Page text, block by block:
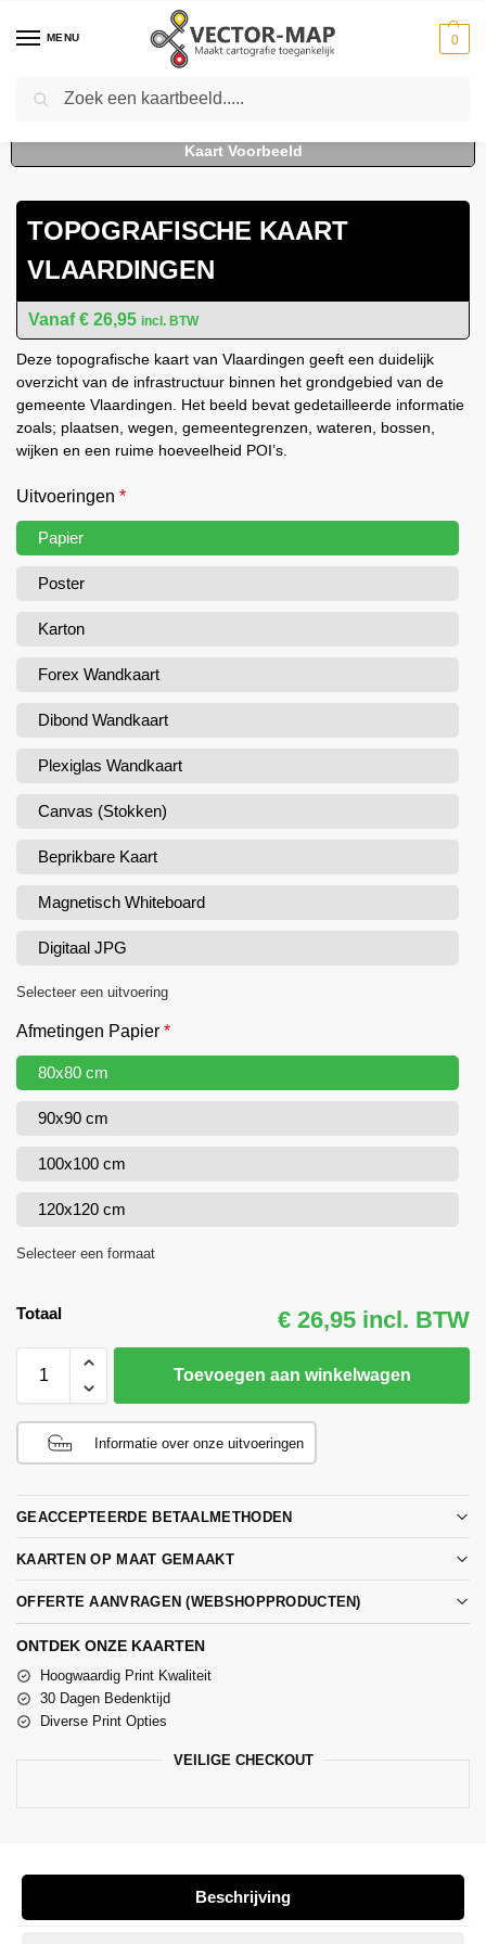
MENU 0
Home Kaarten - Topografische kaarten
TOPOGRAFISCHE KAART
VLAARDINGEN
€ 26,95 incl. BTW
Deze topografische kaart van Vlaardingen geeft een duidelijk
overzicht van de infrastructuur binnen het grondgebied van de
gemeente Vlaardingen. Het beeld bevat gedetailleerde informatie
zoals; plaatsen, wegen, gemeentegrenzen, wateren, bossen,
wijken en een ruime hoeveelheid POI’s.
Uitvoeringen *
Papier
Poster
Karton
Forex Wandkaart
Dibond Wandkaart
Plexiglas Wandkaart
Canvas (Stokken)
Beprikbare Kaart
Magnetisch Whiteboard
Digitaal JPG
Selecteer een uitvoering
Afmetingen Papier *
80x80 cm
90x90 cm
100x100 cm
120x120 cm
Selecteer een formaat
Totaal € 26,95 incl. BTW
Toevoegen aan winkelwagen
Informatie over onze uitvoeringen
GEACCEPTEERDE BETAALMETHODEN
KAARTEN OP MAAT GEMAAKT
OFFERTE AANVRAGEN (WEBSHOPPRODUCTEN)
ONTDEK ONZE KAARTEN
Hoogwaardig Print Kwaliteit
30 Dagen Bedenktijd
Diverse Print Opties
VEILIGE CHECKOUT
Beschrijving